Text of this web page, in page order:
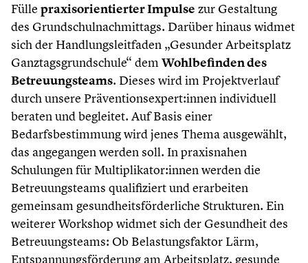
Fülle praxisorientierter Impulse zur Gestaltung
des Grundschulnachmittags. Darüber hinaus widmet
sich der Handlungsleitfaden „Gesunder Arbeitsplatz
Ganztagsgrundschule“ demWohlbefinden des
Betreuungsteams. Dieses wird im Projektverlauf
durch unsere Präventionsexpert:innen individuell
beraten und begleitet. Auf Basis einer
Bedarfsbestimmung wird jenes Thema ausgewählt,
das angegangen werden soll. In praxisnahen
Schulungen für Multiplikator:innen werden die
Betreuungsteams qualifiziert und erarbeiten
gemeinsam gesundheitsförderliche Strukturen. Ein
weiterer Workshop widmet sich der Gesundheit des
Betreuungsteams: Ob Belastungsfaktor Lärm,
Entspannungsförderung am Arbeitsplatz, gesunde